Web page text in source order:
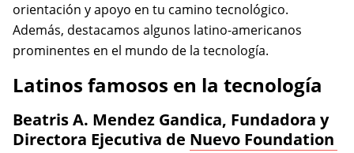
orientación y apoyo en tu camino tecnológico.
Además, destacamos algunos latino-americanos
prominentes en el mundo de la tecnología.
Latinos famosos en la tecnología
Beatris A. Mendez Gandica, Fundadora y
Directora Ejecutiva de Nuevo Foundation